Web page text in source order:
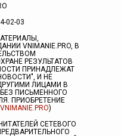
02-03
VNIMANIE.PRO, В
РЕЗУЛЬТАТОВ
ПРИНАДЛЕЖАТ
И НЕ
ЛИЦАМИ В
ПИСЬМЕННОГО
ПРИОБРЕТЕНИЕ
)
СЕТЕВОГО